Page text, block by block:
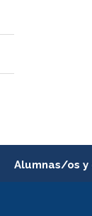
Alumnas/os